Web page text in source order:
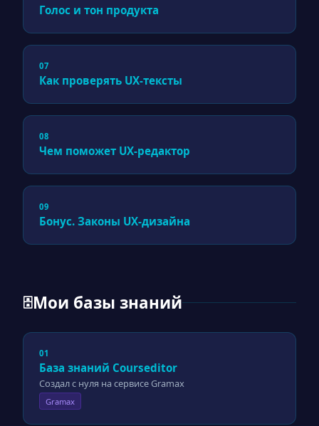
Голос и тон продукта
07
Как проверять UX-тексты
08
Чем поможет UX-редактор
09
Бонус. Законы UX-дизайна
🗄Мои базы знаний
01
База знаний Courseditor
Создал с нуля на сервисе Gramax
Gramax